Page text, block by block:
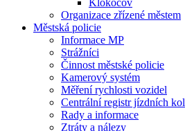
Klokočov
Organizace zřízené městem
Městská policie
Informace MP
Strážníci
Činnost městské policie
Kamerový systém
Měření rychlosti vozidel
Centrální registr jízdních kol
Rady a informace
Ztráty a nálezy